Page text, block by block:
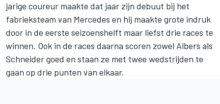
jarige coureur maakte dat jaar zijn debuut bij het
fabrieksteam van Mercedes en hij maakte grote indruk
door in de eerste seizoenshelft maar liefst drie races te
winnen. Ook in de races daarna scoren zowel Albers als
Schneider goed en staan ze met twee wedstrijden te
gaan op drie punten van elkaar.